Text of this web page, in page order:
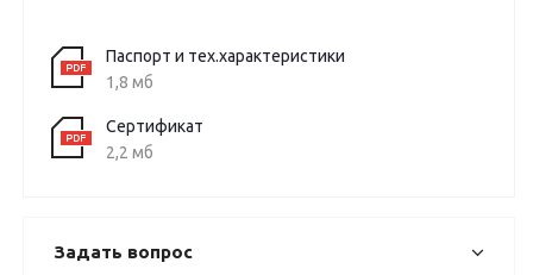
Паспорт и тех.характеристики
1,8 мб
Сертификат
2,2 мб
Задать вопрос